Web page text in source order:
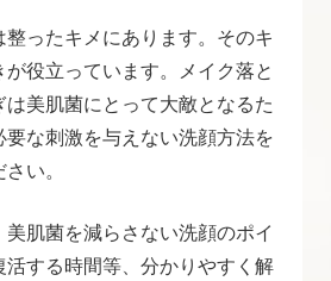
整ったキメにあります。そのキ
が役立っています。メイク落と
は美肌菌にとって大敵となるた
要な刺激を与えない洗顔方法を
い。
肌菌を減らさない洗顔のポイ
活する時間等、分かりやすく解